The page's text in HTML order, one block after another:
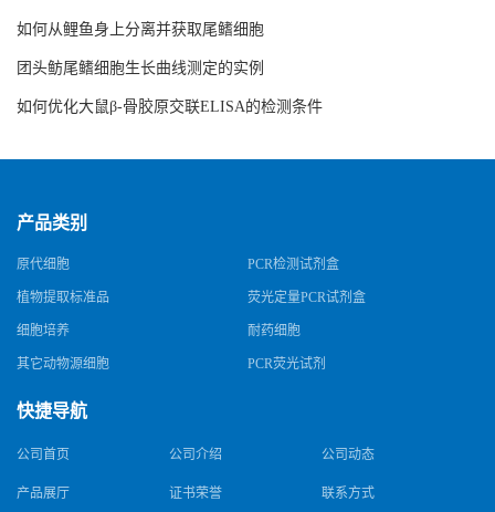
略的细节
如何从鲤鱼身上分离并获取尾鳍细胞
团头鲂尾鳍细胞生长曲线测定的实例
如何优化大鼠β-骨胶原交联ELISA的检测条件
产品类别
原代细胞 PCR检测试剂盒
植物提取标准品 荧光定量PCR试剂盒
细胞培养 耐药细胞
其它动物源细胞 PCR荧光试剂
快捷导航
公司首页 公司介绍 公司动态
产品展厅 证书荣誉 联系方式